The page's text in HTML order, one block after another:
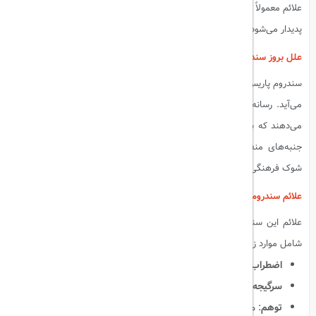
علائم معمولاً به دلیل تفاوت فاحش بین انتظارات افراد از پاریس و واقعیت آن
پدیدار می‌شود.
علل بروز سندروم پاریس
سندروم پاریس عمدتاً به دلیل انتظارات بالا و تصورات نادرست از شهر به وجود
می‌آید. رسانه‌ها و فیلم‌ها معمولاً تصویری ایده‌آل و رمانتیک از پاریس ارائه
می‌دهند که با واقعیت‌های زندگی روزمره در این شهر تفاوت دارد. مواجهه با
جنبه‌های منفی مانند ازدحام، آلودگی، و برخوردهای ناخواسته می‌تواند به
شوک فرهنگی و در نتیجه به بروز این سندروم منجر شود.
علائم سندروم پاریس
علائم این سندروم می‌تواند از فردی به فرد دیگر متفاوت باشد، اما معمولاً
شامل موارد زیر است:
اضطراب شدید
سرگیجه و تعریق
توهم: مشاهده و درک نادرست از واقعیت